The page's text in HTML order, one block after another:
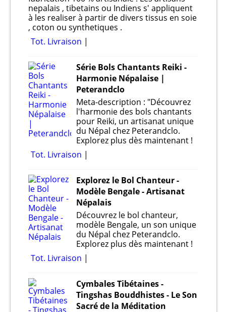
nepalais , tibetains ou Indiens s' appliquent
à les realiser à partir de divers tissus en soie
, coton ou synthetiques .
Tot. Livraison
Série Bols Chantants Reiki -
Harmonie Népalaise |
Peterandclo
Meta-description : "Découvrez
l'harmonie des bols chantants
pour Reiki, un artisanat unique
du Népal chez Peterandclo.
Explorez plus dès maintenant !
Tot. Livraison
Explorez le Bol Chanteur -
Modèle Bengale - Artisanat
Népalais
Découvrez le bol chanteur,
modèle Bengale, un son unique
du Népal chez Peterandclo.
Explorez plus dès maintenant !
Tot. Livraison
Cymbales Tibétaines -
Tingshas Bouddhistes - Le Son
Sacré de la Méditation